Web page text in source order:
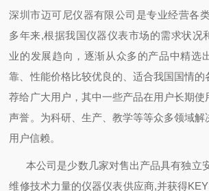
深圳市迈可尼仪器有限公司是专业经营各
多年来,根据我国仪器仪表市场的需求状况
业的发展趋向，逐渐从众多的产品中精选
靠、性能价格比较优良的、适合我国国情的
荐给广大用户，其中一些产品在用户长期使
声誉。为科研、生产、教学等等众多领域解
用户信赖。
本公司是少数几家对售出产品具有独立
维修技术力量的仪器仪表供应商,并获得